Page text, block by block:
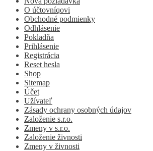
O účtovníqovi
Obchodné podmienky
Odhlásenie
Pokladňa
Prihlásenie
Registrácia
Reset hesla
Shop
Sitemap
Účet
Užívateľ
Zásady ochrany osobných údajov
Založenie s.r.o.
Zmeny v s.r.o.
Založenie živnosti
Zmeny v živnosti